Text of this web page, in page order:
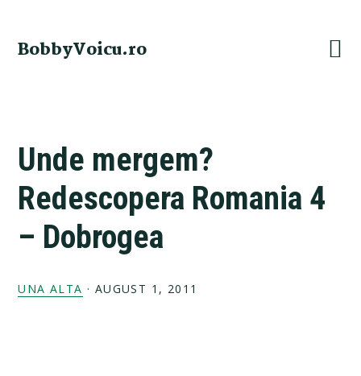
primary
main
primary
footer
BobbyVoicu.ro
Unde mergem?
Redescopera Romania 4
– Dobrogea
UNA ALTA · AUGUST 1, 2011